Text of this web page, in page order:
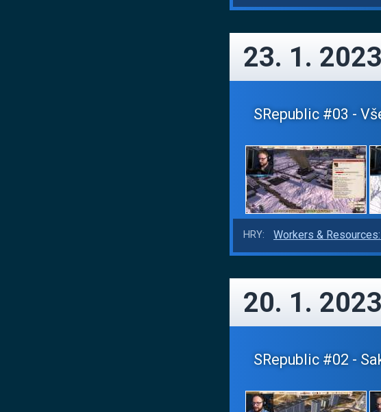
23. 1. 2023
SRepublic #03 -
HRY: Workers &
20. 1. 2023
SRepublic #02 -